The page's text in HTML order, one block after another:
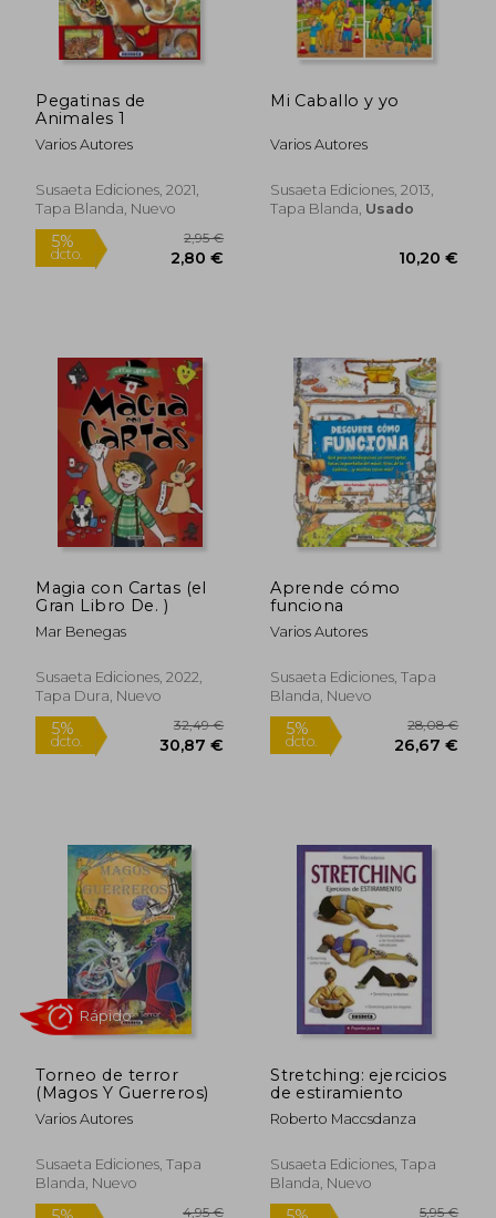
dcto. 4,70 € dcto.
Pegatinas de
Animales 1
Varios Autores
Susaeta Ediciones, 2021,
Tapa Blanda, Nuevo
dcto. 2,80 €
Mi Caballo y yo
Varios Autores
Susaeta Ediciones, 2013,
Tapa Blanda, Usado
Magia con Cartas (el
Gran Libro De. )
Mar Benegas
Susaeta Ediciones, 2022,
Tapa Dura, Nuevo
Aprende cómo
funciona
Varios Autores
Susaeta Ediciones, Tapa
Blanda, Nuevo
Torneo de terror
(Magos Y Guerreros)
Varios Autores
Susaeta Ediciones, Tapa
Blanda, Nuevo
Stretching: ejercicios
de estiramiento
Roberto Maccsdanza
Susaeta Ediciones, Tapa
Blanda, Nuevo